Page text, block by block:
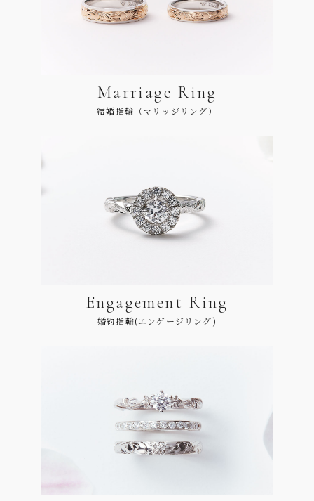
Marriage Ring
結婚指輪（マリッジリング）
Engagement Ring
婚約指輪(エンゲージリング)